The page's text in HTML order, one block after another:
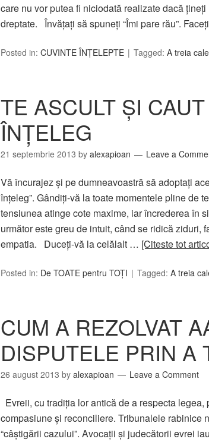
care nu vor putea fi niciodată realizate dacă
dreptate. Învăţaţi să spuneţi “Îmi pare rău”.
Posted in: CUVINTE ÎNȚELEPTE Tagged: A treia cale
TE ASCULT ŞI
ÎNŢELEG
21 septembrie 2013 by alexapioan Leave a
Vă încurajez şi pe dumneavoastră să adoptaţi
înţeleg”. Gândiţi-vă la toate momentele pline de
tensiunea atinge cote maxime, iar încrederea în
următor este greu de intuit, când se ridică ziduri,
empatia. Duceţi-vă la celălalt … [Citeste tot
Posted in: De TOATE pentru TOȚI Tagged: A treia
CUM A REZOLVAT
DISPUTELE PRIN A
26 august 2013 by alexapioan Leave a Comment
Evreii, cu tradiţia lor antică de a respecta
compasiune şi reconciliere. Tribunalele rabinice
“câştigării cazului”. Avocaţii şi judecătorii evrei